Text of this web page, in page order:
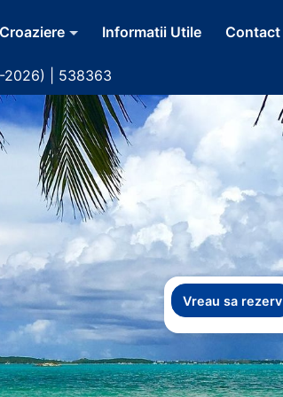
Croaziere Informatii Utile Contact
2026) | 538363
Vreau sa rezerv